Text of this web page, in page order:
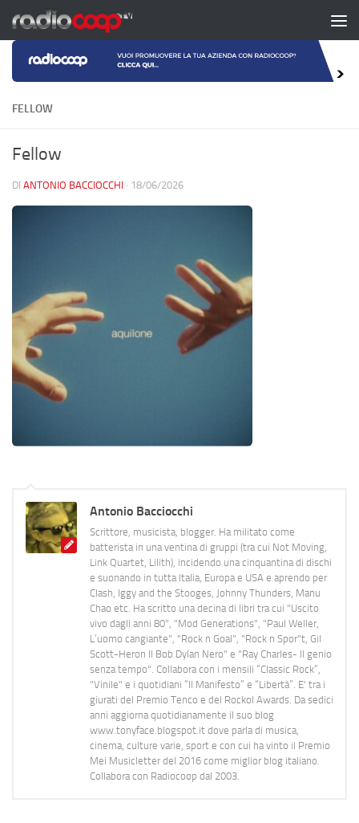
Salta al contenuto
FELLOW
Fellow
DI ANTONIO BACCIOCCHI · 18/06/2026
Antonio Bacciocchi
Scrittore, musicista, blogger. Ha militato come
batterista in una ventina di gruppi (tra cui Not Moving,
Link Quartet, Lilith), incidendo una cinquantina di dischi
e suonando in tutta Italia, Europa e USA e aprendo per
Clash, Iggy and the Stooges, Johnny Thunders, Manu
Chao etc. Ha scritto una decina di libri tra cui "Uscito
vivo dagli anni 80", "Mod Generations", "Paul Weller,
L’uomo cangiante", "Rock n Goal", "Rock n Spor"t, Gil
Scott-Heron Il Bob Dylan Nero" e "Ray Charles- Il genio
senza tempo". Collabora con i mensili “Classic Rock”,
"Vinile" e i quotidiani “Il Manifesto” e “Libertà”. E' tra i
giurati del Premio Tenco e del Rockol Awards. Da sedici
anni aggiorna quotidianamente il suo blog
www.tonyface.blogspot.it dove parla di musica,
cinema, culture varie, sport e con cui ha vinto il Premio
Mei Musicletter del 2016 come miglior blog italiano.
Collabora con Radiocoop dal 2003.